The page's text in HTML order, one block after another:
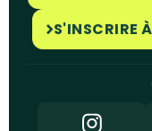
S'INSCRIRE